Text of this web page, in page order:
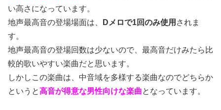
い高さになっています。
地声最高音の登場場面は、
Dメロで1回のみ使用 されま
す。
地声最高音の登場回数は少ないので、最高音だけみたら比
較的歌いやすい楽曲だと思います。
しかしこの楽曲は、中音域を多様する楽曲なのでどちらか
というと高音が得意な男性向けな楽曲となっています。